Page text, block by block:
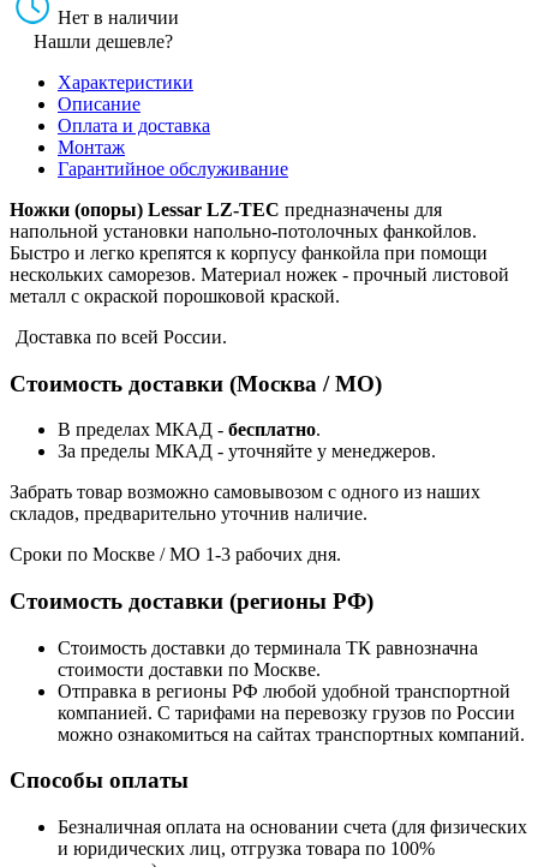
Нет в наличии
Нашли дешевле?
Характеристики
Описание
Оплата и доставка
Монтаж
Гарантийное обслуживание
Ножки (опоры) Lessar LZ-TEC предназначены для
напольной установки напольно-потолочных фанкойлов.
Быстро и легко крепятся к корпусу фанкойла при помощи
нескольких саморезов. Материал ножек - прочный листовой
металл с окраской порошковой краской.
Доставка по всей России.
Стоимость доставки (Москва / МО)
В пределах МКАД - бесплатно.
За пределы МКАД - уточняйте у менеджеров.
Забрать товар возможно самовывозом с одного из наших
складов, предварительно уточнив наличие.
Сроки по Москве / МО 1-3 рабочих дня.
Стоимость доставки (регионы РФ)
Стоимость доставки до терминала ТК равнозначна
стоимости доставки по Москве.
Отправка в регионы РФ любой удобной транспортной
компанией. С тарифами на перевозку грузов по России
можно ознакомиться на сайтах транспортных компаний.
Способы оплаты
Безналичная оплата на основании счета (для физических
и юридических лиц, отгрузка товара по 100%